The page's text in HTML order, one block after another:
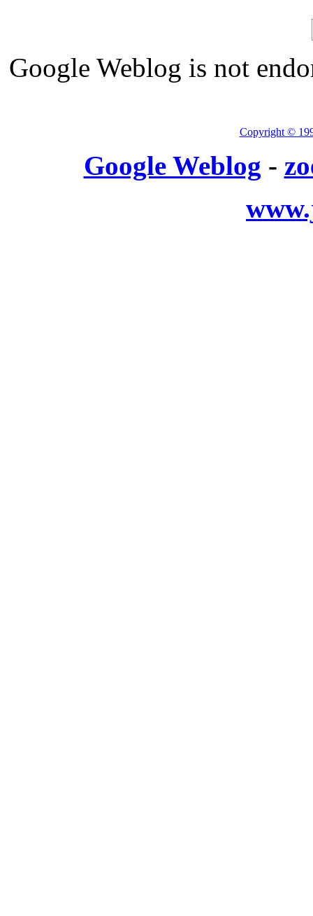
Google Weblog is not
Copyright ©
Google Weblog -